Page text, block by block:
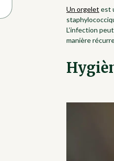
Un orgelet est
L’infection
manière